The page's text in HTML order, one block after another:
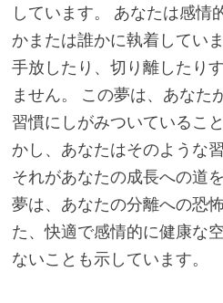
しています。 あなたは感情
かまたは誰かに執着してい
手放したり、切り離したり
ません。 この夢は、あなた
習慣にしがみついているこ
かし、あなたはそのような
それがあなたの成長への道
夢は、あなたの分離への恐
た、快適で感情的に健康な
ないことも示しています。